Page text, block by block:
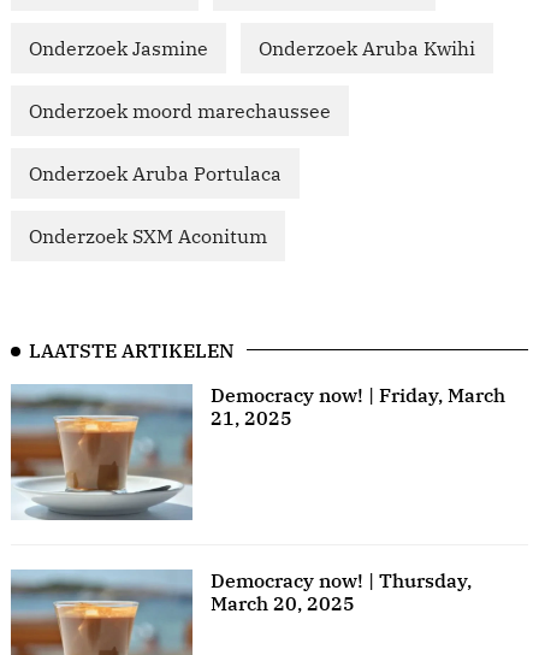
Onderzoek Jasmine Onderzoek Aruba Kwihi
Onderzoek moord marechaussee
Onderzoek Aruba Portulaca
Onderzoek SXM Aconitum
LAATSTE ARTIKELEN
Democracy now! | Friday, March
21, 2025
Democracy now! | Thursday,
March 20, 2025